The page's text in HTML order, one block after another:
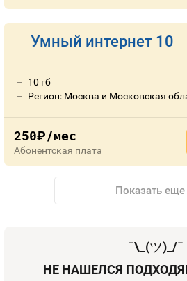
Умный интернет 10
10 гб
Регион: Москва и Московская
250руб./мес
Абонентская плата
Показать еще
¯\_(ツ)_/¯
НЕ НАШЕЛСЯ